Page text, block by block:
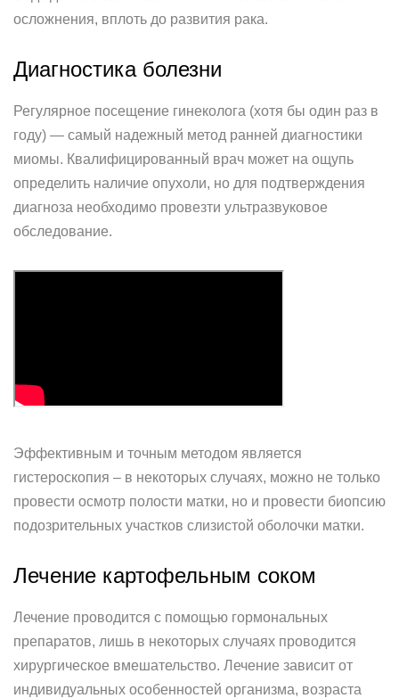
осложнения, вплоть до развития рака.
Диагностика болезни
Регулярное посещение гинеколога (хотя бы один раз в
году) — самый надежный метод ранней диагностики
миомы. Квалифицированный врач может на ощупь
определить наличие опухоли, но для подтверждения
диагноза необходимо провезти ультразвуковое
обследование.
Эффективным и точным методом является
гистероскопия – в некоторых случаях, можно не только
провести осмотр полости матки, но и провести биопсию
подозрительных участков слизистой оболочки матки.
Лечение картофельным соком
Лечение проводится с помощью гормональных
препаратов, лишь в некоторых случаях проводится
хирургическое вмешательство. Лечение зависит от
индивидуальных особенностей организма, возраста